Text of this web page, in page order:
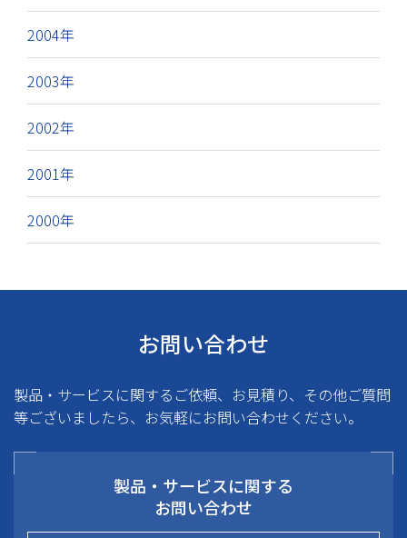
2004年
2003年
2002年
2001年
2000年
お問い合わせ
製品・サービスに関するご依頼、お見積り、その他ご質問
等ございましたら、お気軽にお問い合わせください。
製品・サービスに関する
お問い合わせ